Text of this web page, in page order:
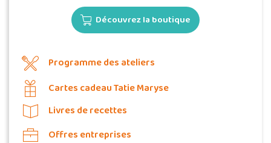
Découvrez la boutique
Programme des ateliers
Cartes cadeau Tatie Maryse
Livres de recettes
Offres entreprises